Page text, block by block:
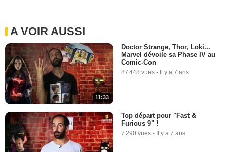
A VOIR AUSSI
11:33
Doctor Strange, Thor, Loki...
Marvel dévoile sa Phase IV au
Comic-Con
87 448 vues - Il y a 7 ans
Top départ pour "Fast &
Furious 9" !
7 290 vues - Il y a 7 ans